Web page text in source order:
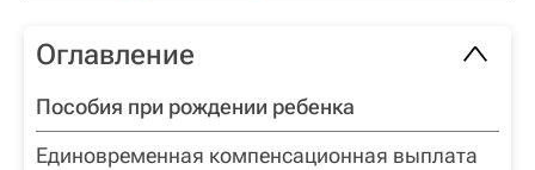
Оглавление
Пособия при рождении ребенка
Единовременная компенсационная выплата